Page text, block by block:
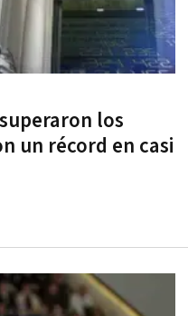
los
un récord en casi